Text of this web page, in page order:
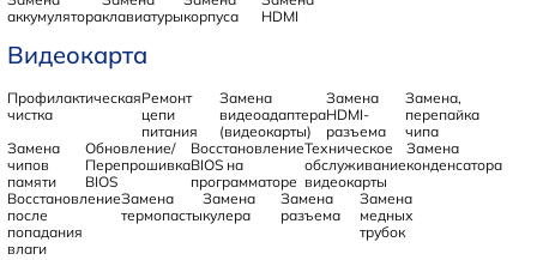
аккумулятораклавиатурыкорпуса
HDMI
Видеокарта
Профилактическая
чистка
Ремонт
цепи
питания
Замена
видеоадаптера
(видеокарты)
Замена
HDMI-
разъема
Замена,
перепайка
чипа
Замена
чипов
памяти
Обновление/
Перепрошивка
BIOS
Восстановление
BIOS на
программаторе
Техническое
обслуживание
видеокарты
Замена
конденсатора
Восстановление
после
попадания
влаги
Замена
термопасты
Замена
кулера
Замена
разъема
Замена
медных
трубок